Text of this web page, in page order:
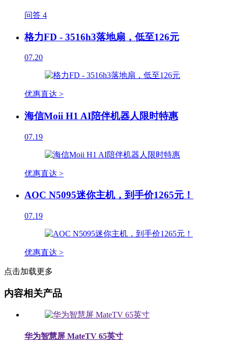
问答 4
格力FD - 3516h3落地扇，低至126元
07.20
优惠直达 >
海信Moii H1 AI陪伴机器人限时特惠
07.19
优惠直达 >
AOC N5095迷你主机，到手价1265元！
07.19
优惠直达 >
点击加载更多
内容相关产品
华为智慧屏 MateTV 65英寸